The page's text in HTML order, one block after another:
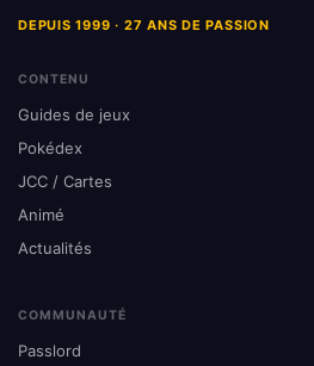
DEPUIS 1999 · 27 ANS DE PASSION
CONTENU
Guides de jeux
Pokédex
JCC / Cartes
Animé
Actualités
COMMUNAUTÉ
Passlord